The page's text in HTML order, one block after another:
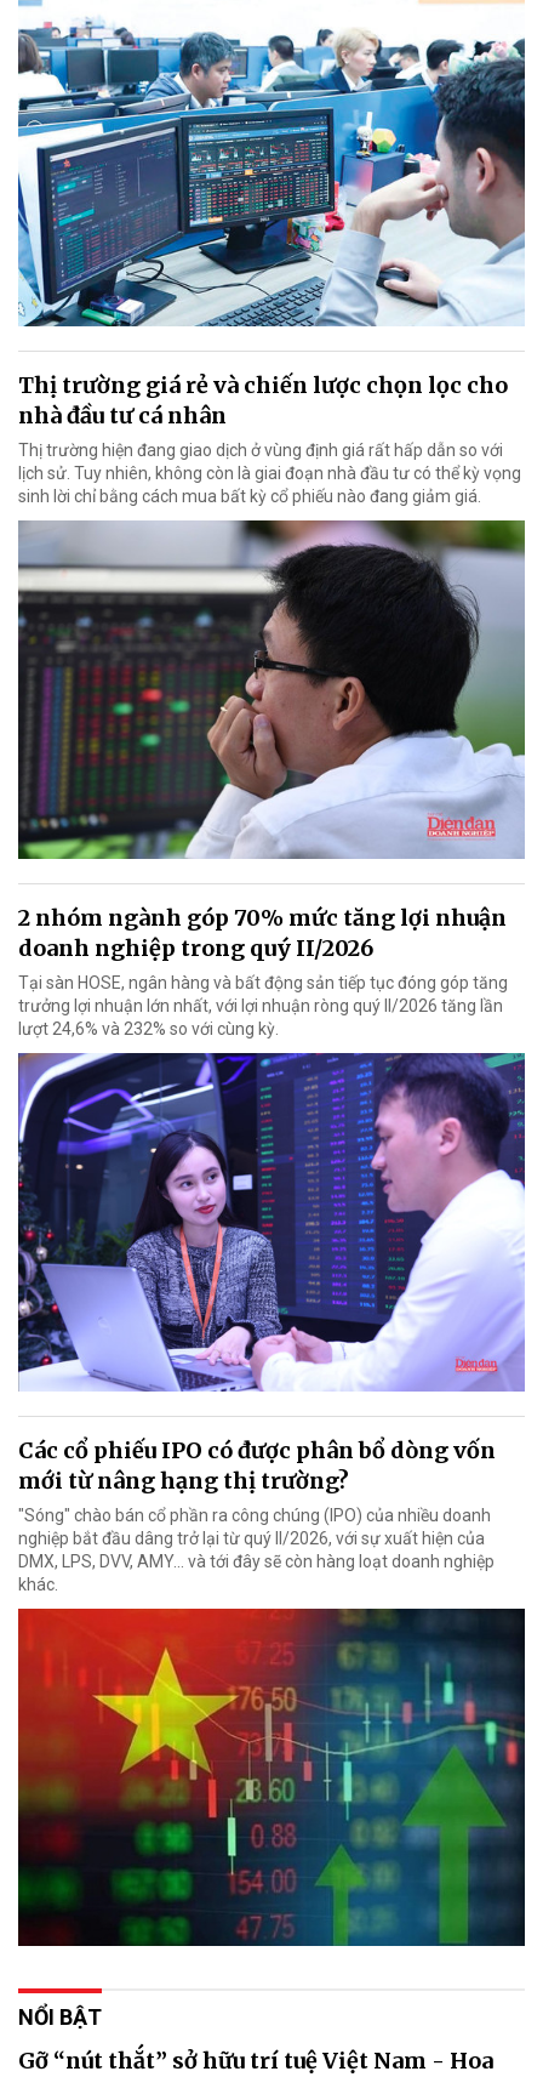
Thị trường giá rẻ và chiến lược chọn lọc cho
nhà đầu tư cá nhân
Thị trường hiện đang giao dịch ở vùng định giá rất hấp dẫn so với
lịch sử. Tuy nhiên, không còn là giai đoạn nhà đầu tư có thể kỳ vọng
sinh lời chỉ bằng cách mua bất kỳ cổ phiếu nào đang giảm giá.
2 nhóm ngành góp 70% mức tăng lợi nhuận
doanh nghiệp trong quý II/2026
Tại sàn HOSE, ngân hàng và bất động sản tiếp tục đóng góp tăng
trưởng lợi nhuận lớn nhất, với lợi nhuận ròng quý II/2026 tăng lần
lượt 24,6% và 232% so với cùng kỳ.
Các cổ phiếu IPO có được phân bổ dòng vốn
mới từ nâng hạng thị trường?
"Sóng" chào bán cổ phần ra công chúng (IPO) của nhiều doanh
nghiệp bắt đầu dâng trở lại từ quý II/2026, với sự xuất hiện của
DMX, LPS, DVV, AMY... và tới đây sẽ còn hàng loạt doanh nghiệp
khác.
NỔI BẬT
Gỡ “nút thắt” sở hữu trí tuệ Việt Nam - Hoa